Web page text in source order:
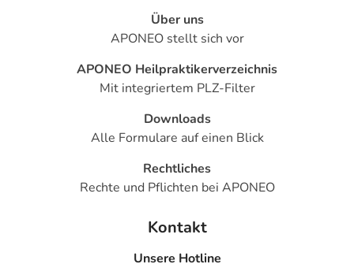
Über uns
APONEO stellt sich vor
APONEO Heilpraktikerverzeichnis
Mit integriertem PLZ-Filter
Downloads
Alle Formulare auf einen Blick
Rechtliches
Rechte und Pflichten bei APONEO
Kontakt
Unsere Hotline